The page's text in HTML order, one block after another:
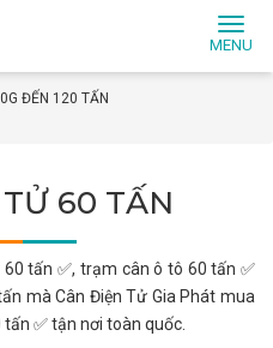
ĐẾN 120 TẤN
60 TẤN
60 tấn ✅, trạm cân ô tô 60 tấn ✅
mà Cân Điện Tử Gia Phát mua
✅ tận nơi toàn quốc.